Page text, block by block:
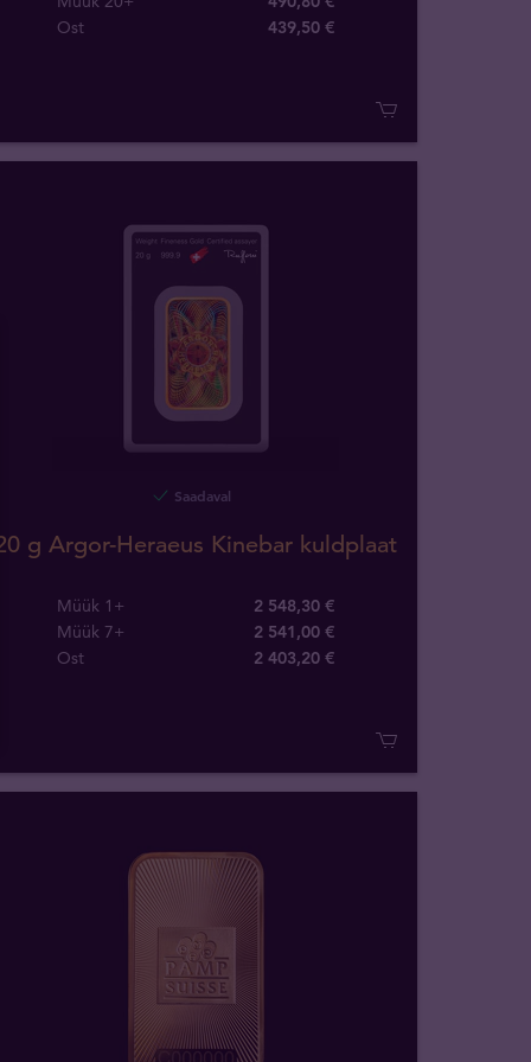
Ost
439,50 €
Saadaval
g Argor-Heraeus Kinebar kuldplaat
Müük 1+
2 548,30 €
Müük 7+
2 541,00 €
Ost
2 403,20 €